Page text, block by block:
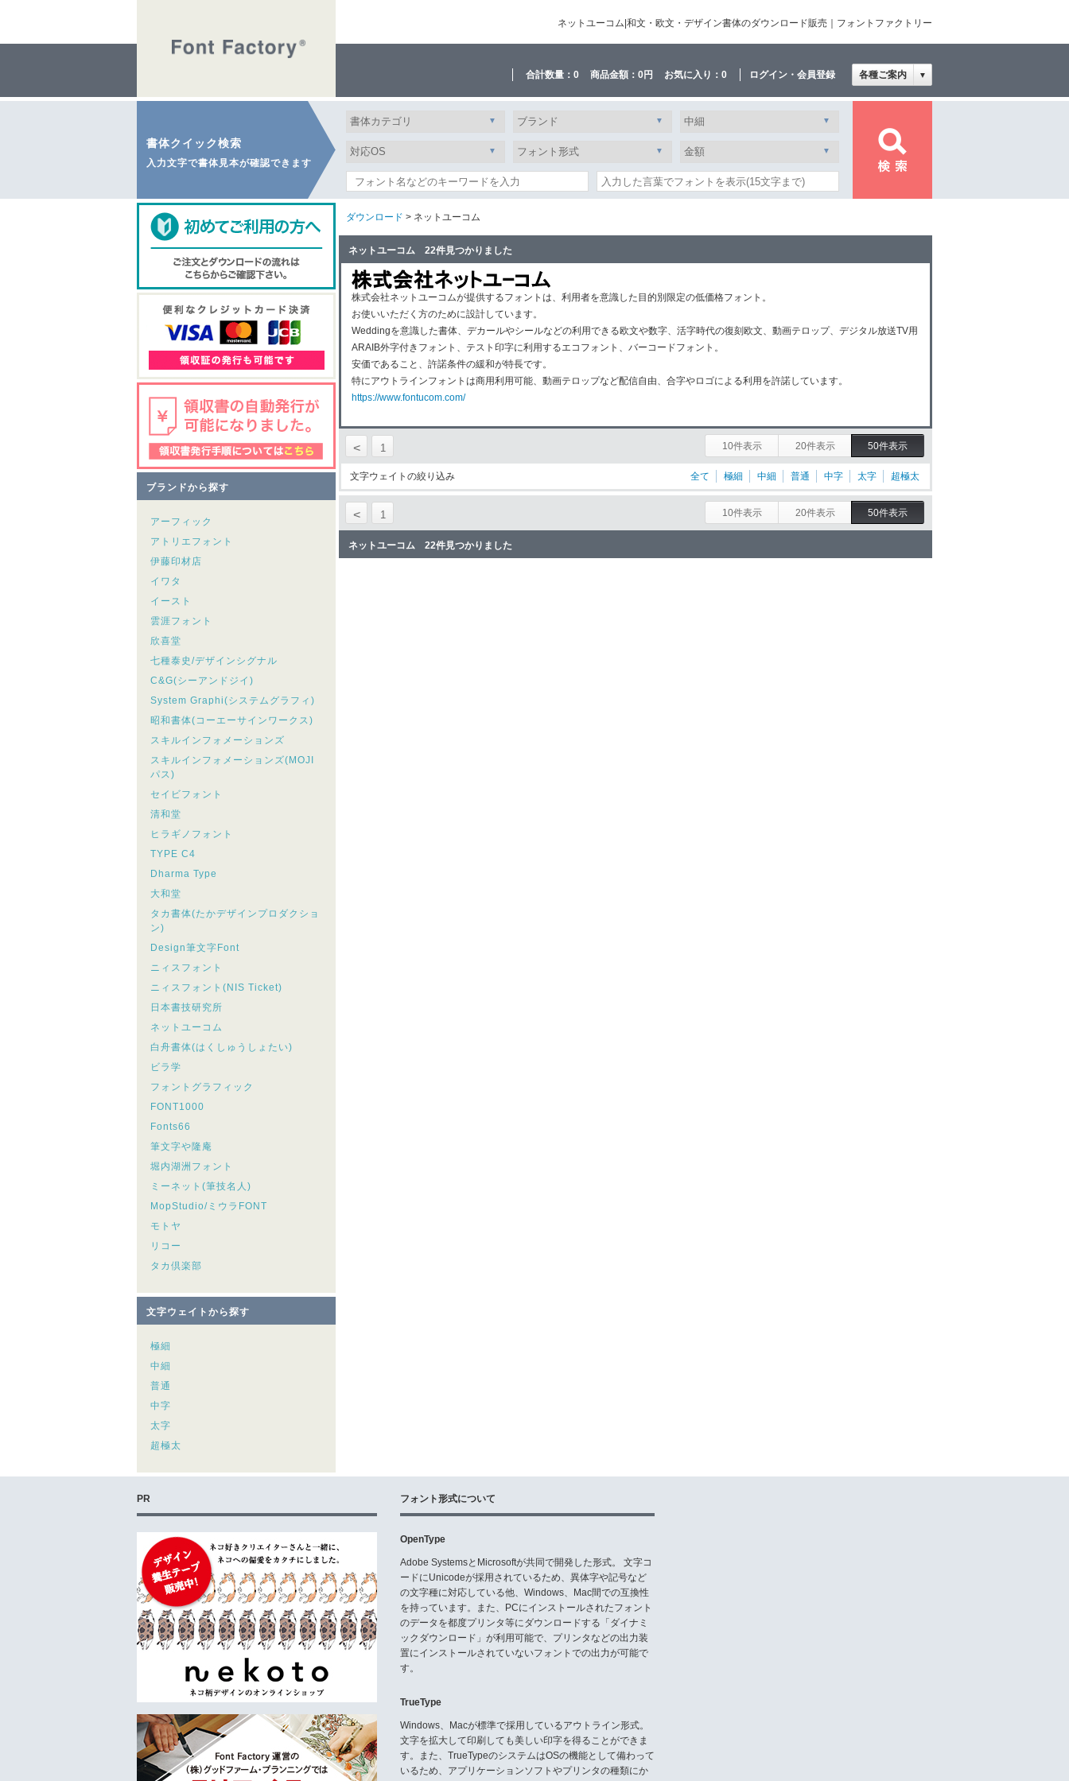
ネットユーコム|和文・欧文・デザイン書体のダウンロード販売｜フォントファクトリー
合計数量： 0 商品金額： 0円 お気に入り： 0 ログイン・会員登録 各種ご案内 ▼
書体クイック検索
入力文字で書体見本が確認できます
ブランドから探す
アーフィック
アトリエフォント
伊藤印材店
イワタ
イースト
雲涯フォント
欣喜堂
七種泰史/デザインシグナル
C&G(シーアンドジイ)
System Graphi(システムグラフィ)
昭和書体(コーエーサインワークス)
スキルインフォメーションズ
スキルインフォメーションズ(MOJI
パス)
セイビフォント
清和堂
ヒラギノフォント
TYPE C4
Dharma Type
大和堂
タカ書体(たかデザインプロダクショ
ン)
Design筆文字Font
ニィスフォント
ニィスフォント(NIS Ticket)
日本書技研究所
ネットユーコム
白舟書体(はくしゅうしょたい)
ビラ学
フォントグラフィック
FONT1000
Fonts66
筆文字や隆庵
堀内湖洲フォント
ミーネット(筆技名人)
MopStudio/ミウラFONT
モトヤ
リコー
タカ倶楽部
文字ウェイトから探す
極細
中細
普通
中字
太字
超極太
ダウンロード > ネットユーコム
ネットユーコム 22件見つかりました
株式会社ネットユーコムが提供するフォントは、利用者を意識した目的別限定の低価格フォント。
お使いいただく方のために設計しています。
Weddingを意識した書体、デカールやシールなどの利用できる欧文や数字、活字時代の復刻欧文、動画テロップ、デジタル放送TV用
ARAIB外字付きフォント、テスト印字に利用するエコフォント、バーコードフォント。
安価であること、許諾条件の緩和が特長です。
特にアウトラインフォントは商用利用可能、動画テロップなど配信自由、合字やロゴによる利用を許諾しています。
https://www.fontucom.com/
< 1 10件表示 20件表示 50件表示
文字ウェイトの絞り込み 全て 極細 中細 普通 中字 太字 超極太
< 1 10件表示 20件表示 50件表示
ネットユーコム 22件見つかりました
PR フォント形式について
OpenType
Adobe SystemsとMicrosoftが共同で開発した形式。 文字コ
ードにUnicodeが採用されているため、異体字や記号など
の文字種に対応している他、Windows、Mac間での互換性
を持っています。また、PCにインストールされたフォント
のデータを都度プリンタ等にダウンロードする「ダイナミ
ックダウンロード」が利用可能で、プリンタなどの出力装
置にインストールされていないフォントでの出力が可能で
す。
TrueType
Windows、Macが標準で採用しているアウトライン形式。
文字を拡大して印刷しても美しい印字を得ることができま
す。また、TrueTypeのシステムはOSの機能として備わって
いるため、アプリケーションソフトやプリンタの種類にか